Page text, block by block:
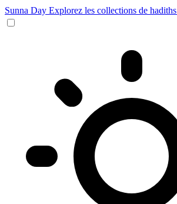
Sunna Day Explorez les collections de hadiths